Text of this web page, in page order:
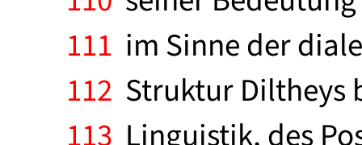
111 im Sinne der
112 Struktur Diltheys